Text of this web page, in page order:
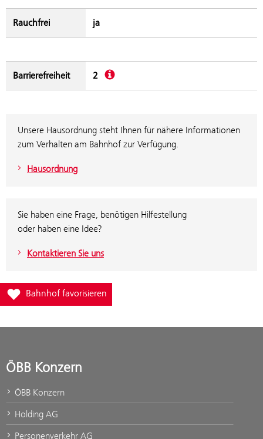
Rauchfrei ja
Barrierefreiheit 2 Beschreibung
Unsere Hausordnung steht Ihnen für nähere Informationen
zum Verhalten am Bahnhof zur Verfügung.
Hausordnung
Sie haben eine Frage, benötigen Hilfestellung
oder haben eine Idee?
Kontaktieren Sie uns
Füge Bahnhof Haselstauden zur Favoritenliste hinzu
Bahnhof favorisieren
ÖBB Konzern
ÖBB Konzern
Holding AG
Personenverkehr AG